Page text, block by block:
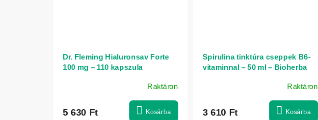
Dr. Fleming Hialuronsav Forte
100 mg – 110 kapszula
Raktáron
5 630 Ft Kosárba
Spirulina tinktúra cseppek B6-
vitaminnal – 50 ml – Bioherba
Raktáron
3 610 Ft Kosárba